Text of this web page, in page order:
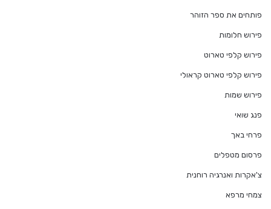
פותחים את ספר הזוהר
פירוש חלומות
פירוש קלפי טארוט
פירוש קלפי טארוט קראולי
פירוש שמות
פנג שואי
פרחי באך
פרסום מטפלים
צ'אקרות ואנרגיה רוחנית
צמחי מרפא